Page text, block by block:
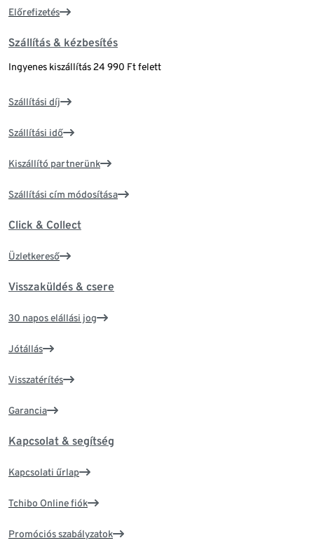
Előrefizetés
Szállítás & kézbesítés
Ingyenes kiszállítás 24 990 Ft felett
Szállítási díj
Szállítási idő
Kiszállító partnerünk
Szállítási cím módosítása
Click & Collect
Üzletkereső
Visszaküldés & csere
30 napos elállási jog
Jótállás
Visszatérítés
Garancia
Kapcsolat & segítség
Kapcsolati űrlap
Tchibo Online fiók
Promóciós szabályzatok